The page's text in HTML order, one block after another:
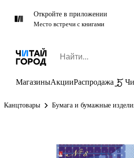
Откройте в приложении
Место встречи с книгами
МагазиныАкцииРаспродажа
Канцтовары Бумага и бумажные